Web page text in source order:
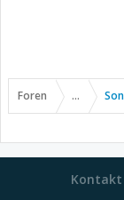
Foren ...
Kontakt